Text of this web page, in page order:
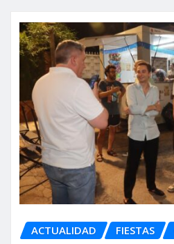
ACTUALIDAD FIESTAS